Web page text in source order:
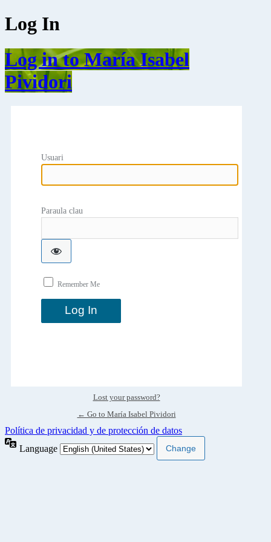
Log In
Log in to María Isabel
Pividori
Usuari
Paraula clau
Remember Me
Lost your password?
← Go to María Isabel Pividori
Política de privacidad y de protección de datos
Language